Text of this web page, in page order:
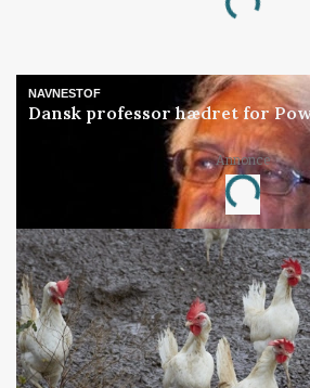
Loading...
NAVNESTOF
Dansk professor hædret for
Annonce
Loading...